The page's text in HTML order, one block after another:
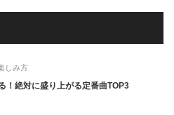
しみ方
！絶対に盛り上がる定番曲TOP3